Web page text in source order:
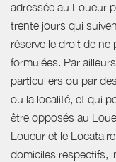
adressée au Loueur
trente jours qui
réserve le droit de
formulées. Par
particuliers ou par
ou la localité, et qui
être opposés au
Loueur et le
domiciles respectifs,